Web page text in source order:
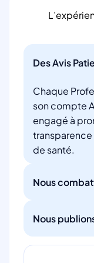
Des Avis
Chaque
son compte
engagé à
de santé.
Nous
Nous